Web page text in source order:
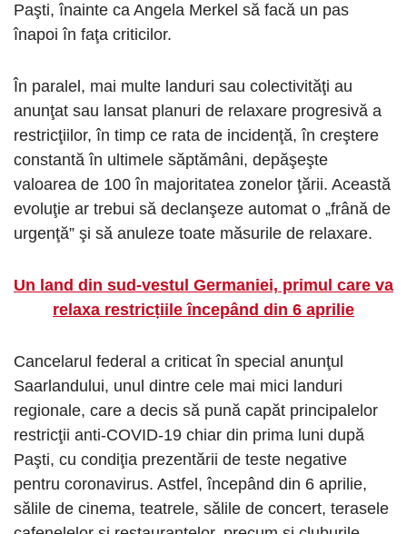
Paşti, înainte ca Angela Merkel să facă un pas
înapoi în faţa criticilor.
În paralel, mai multe landuri sau colectivităţi au
anunţat sau lansat planuri de relaxare progresivă a
restricţiilor, în timp ce rata de incidenţă, în creştere
constantă în ultimele săptămâni, depăşeşte
valoarea de 100 în majoritatea zonelor ţării. Această
evoluţie ar trebui să declanşeze automat o „frână de
urgenţă” şi să anuleze toate măsurile de relaxare.
Un land din sud-vestul Germaniei, primul care va
relaxa restricțiile începând din 6 aprilie
Cancelarul federal a criticat în special anunţul
Saarlandului, unul dintre cele mai mici landuri
regionale, care a decis să pună capăt principalelor
restricţii anti-COVID-19 chiar din prima luni după
Paşti, cu condiţia prezentării de teste negative
pentru coronavirus. Astfel, începând din 6 aprilie,
sălile de cinema, teatrele, sălile de concert, terasele